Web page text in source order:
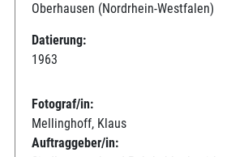
Oberhausen (Nordrhein-Westfalen)
Datierung:
1963
Fotograf/in:
Mellinghoff, Klaus
Auftraggeber/in: